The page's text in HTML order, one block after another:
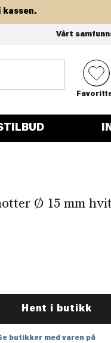
Vårt
0
Ø 15 mm hvit
Hent i butikk
butikker med varen på